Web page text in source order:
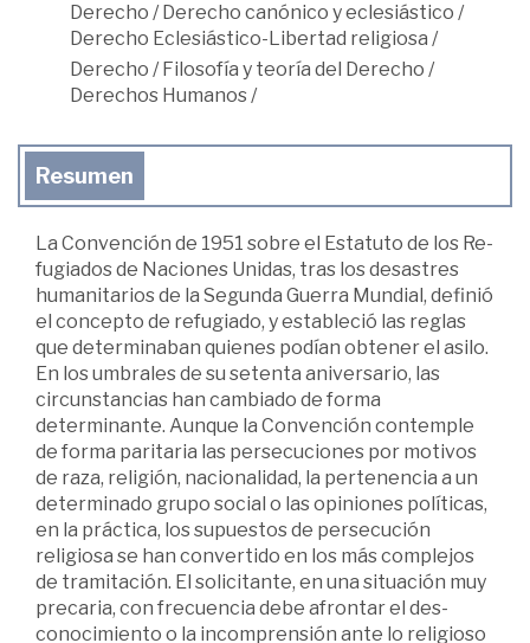
Derecho / Derecho canónico y eclesiástico /
Derecho Eclesiástico-Libertad religiosa /
Derecho / Filosofía y teoría del Derecho /
Derechos Humanos/
Resumen
La Convención de 1951 sobre el Estatuto de los Re­
fugiados de Naciones Unidas, tras los desastres
humani­tarios de la Segunda Guerra Mundial, definió
el concepto de refugiado, y estableció las reglas
que determinaban quienes podían obtener el asilo.
En los umbrales de su setenta aniversario, las
circunstancias han cambiado de forma
determinante. Aunque la Convención contemple
de for­ma paritaria las persecuciones por motivos
de raza, religión, nacionalidad, la pertenencia a un
determinado grupo social o las opiniones políticas,
en la práctica, los supuestos de persecución
religiosa se han convertido en los más complejos
de tramitación. El solicitante, en una situación muy
precaria, con frecuencia debe afrontar el des­
conocimiento o la incomprensión ante lo religioso